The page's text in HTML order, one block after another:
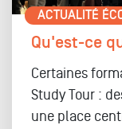
ACTUALITÉ
Qu'est-ce
Certaines
Study Tour :
une place